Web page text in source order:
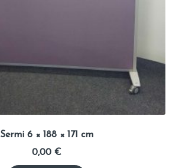
Sermi 6 × 188 × 171 cm
0,00 €